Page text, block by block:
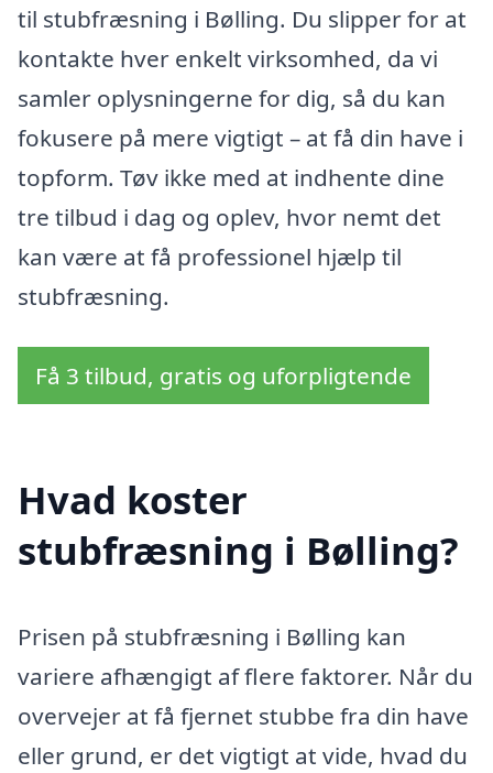
til stubfræsning i Bølling. Du slipper for at
kontakte hver enkelt virksomhed, da vi
samler oplysningerne for dig, så du kan
fokusere på mere vigtigt – at få din have i
topform. Tøv ikke med at indhente dine
tre tilbud i dag og oplev, hvor nemt det
kan være at få professionel hjælp til
stubfræsning.
Få 3 tilbud, gratis og uforpligtende
Hvad koster
stubfræsning i Bølling?
Prisen på stubfræsning i Bølling kan
variere afhængigt af flere faktorer. Når du
overvejer at få fjernet stubbe fra din have
eller grund, er det vigtigt at vide, hvad du